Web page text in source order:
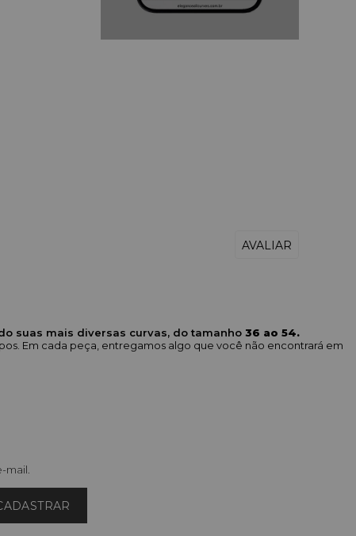
suas mais diversas curvas, do tamanho36 ao 54.
Em cada peça, entregamos algo que você não encontrará em
mail.